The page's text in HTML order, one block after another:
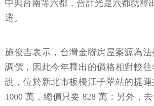
中與台南等六都，合計光是六都就釋
選。
施俊吉表示，台灣金聯房屋案源為
調價，因此今年釋出的價格相對較
說，位於新北市板橋江子翠站的捷運
1000 萬，總價只要 828 萬；另外，